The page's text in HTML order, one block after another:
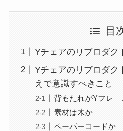
目
Yチェアのリプロダク
Yチェアのリプロダク
えで意識すべきこと
背もたれがYフレー
素材は木か
ペーパーコードか